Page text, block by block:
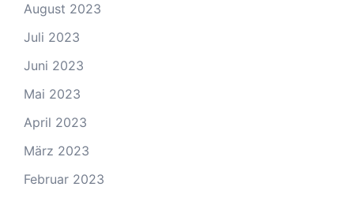
August 2023
Juli 2023
Juni 2023
Mai 2023
April 2023
März 2023
Februar 2023